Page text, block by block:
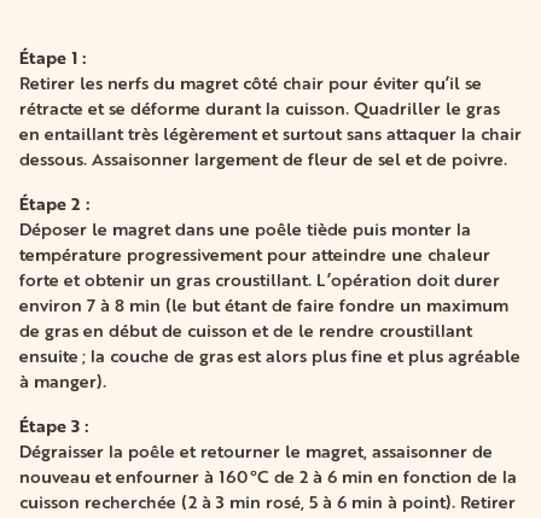
Étape 1 :
Retirer les nerfs du magret côté chair pour éviter qu’il se
rétracte et se déforme durant la cuisson. Quadriller le gras
en entaillant très légèrement et surtout sans attaquer la chair
dessous. Assaisonner largement de fleur de sel et de poivre.
Étape 2 :
Déposer le magret dans une poêle tiède puis monter la
température progressivement pour atteindre une chaleur
forte et obtenir un gras croustillant. L’opération doit durer
environ 7 à 8 min (le but étant de faire fondre un maximum
de gras en début de cuisson et de le rendre croustillant
ensuite ; la couche de gras est alors plus fine et plus agréable
à manger).
Étape 3 :
Dégraisser la poêle et retourner le magret, assaisonner de
nouveau et enfourner à 160°C de 2 à 6 min en fonction de la
cuisson recherchée (2 à 3 min rosé, 5 à 6 min à point). Retirer